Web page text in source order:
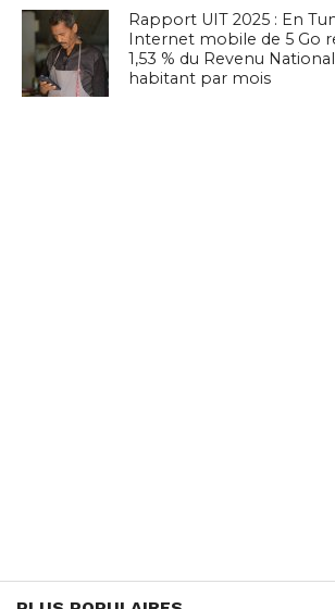
Rapport UIT 2025 : En
Internet mobile de 5 Go
1,53 % du Revenu
habitant par mois